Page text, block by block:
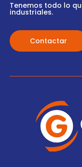
Tenemos todo lo
industriales.
Contactar